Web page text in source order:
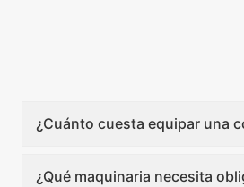
¿Cuánto cuesta equipar una
¿Qué maquinaria necesita